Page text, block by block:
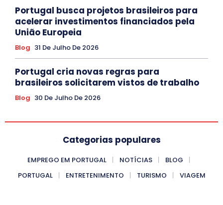
Portugal busca projetos brasileiros para
acelerar investimentos financiados pela
União Europeia
Blog 31 De Julho De 2026
Portugal cria novas regras para
brasileiros solicitarem vistos de trabalho
Blog 30 De Julho De 2026
Categorias populares
EMPREGO EM PORTUGAL NOTÍCIAS
BLOG
PORTUGAL
ENTRETENIMENTO TURISMO VIAGEM